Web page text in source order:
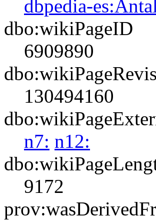
dbpedia-
dbo:wikiPageID
6909890
130494160
n7: n12:
9172